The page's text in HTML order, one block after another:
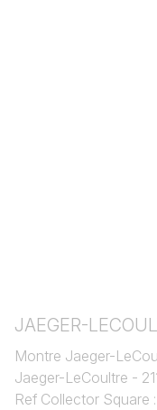
JAEGER-
Montre Jaeger-
Jaeger-LeCoultre -
Ref Collector Square